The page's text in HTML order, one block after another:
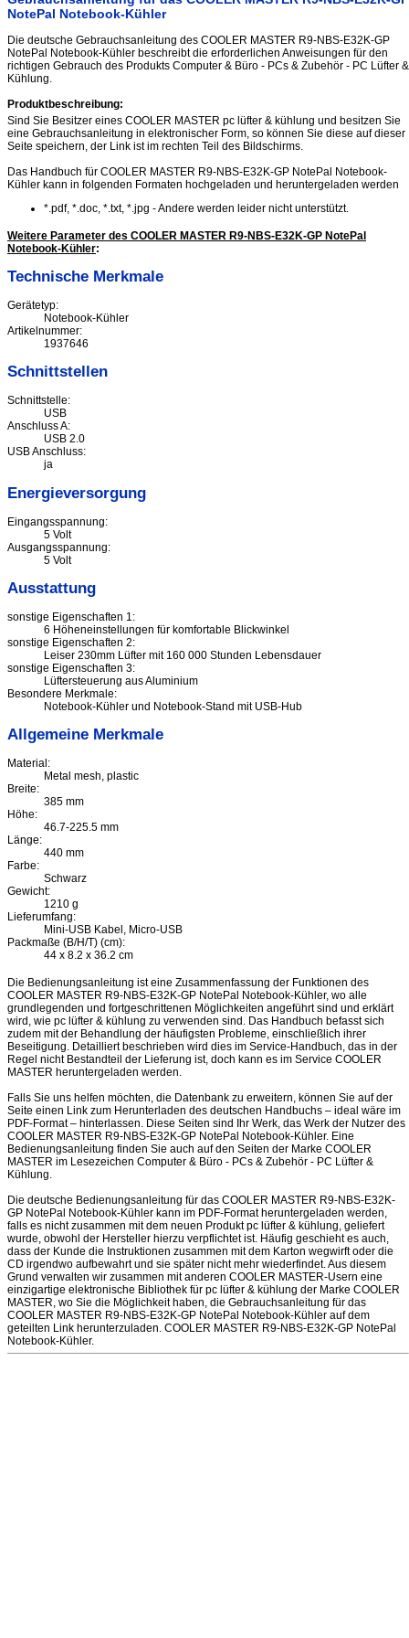
NotePal Notebook-Kühler
Die deutsche Gebrauchsanleitung des COOLER MASTER R9-NBS-E32K-GP
NotePal Notebook-Kühler beschreibt die erforderlichen Anweisungen für den
richtigen Gebrauch des Produkts Computer & Büro - PCs & Zubehör - PC Lüfter &
Kühlung.
Produktbeschreibung:
Sind Sie Besitzer eines COOLER MASTER pc lüfter & kühlung und besitzen Sie
eine Gebrauchsanleitung in elektronischer Form, so können Sie diese auf dieser
Seite speichern, der Link ist im rechten Teil des Bildschirms.
Das Handbuch für COOLER MASTER R9-NBS-E32K-GP NotePal Notebook-
Kühler kann in folgenden Formaten hochgeladen und heruntergeladen werden
*.pdf, *.doc, *.txt, *.jpg - Andere werden leider nicht unterstützt.
Weitere Parameter des COOLER MASTER R9-NBS-E32K-GP NotePal
Notebook-Kühler:
Technische Merkmale
Gerätetyp:
Notebook-Kühler
Artikelnummer:
1937646
Schnittstellen
Schnittstelle:
USB
Anschluss A:
USB 2.0
USB Anschluss:
ja
Energieversorgung
Eingangsspannung:
5 Volt
Ausgangsspannung:
5 Volt
Ausstattung
sonstige Eigenschaften 1:
6 Höheneinstellungen für komfortable Blickwinkel
sonstige Eigenschaften 2:
Leiser 230mm Lüfter mit 160 000 Stunden Lebensdauer
sonstige Eigenschaften 3:
Lüftersteuerung aus Aluminium
Besondere Merkmale:
Notebook-Kühler und Notebook-Stand mit USB-Hub
Allgemeine Merkmale
Material:
Metal mesh, plastic
Breite:
385 mm
Höhe:
46.7-225.5 mm
Länge:
440 mm
Farbe:
Schwarz
Gewicht:
1210 g
Lieferumfang:
Mini-USB Kabel, Micro-USB
Packmaße (B/H/T) (cm):
44 x 8.2 x 36.2 cm
Die Bedienungsanleitung ist eine Zusammenfassung der Funktionen des
COOLER MASTER R9-NBS-E32K-GP NotePal Notebook-Kühler, wo alle
grundlegenden und fortgeschrittenen Möglichkeiten angeführt sind und erklärt
wird, wie pc lüfter & kühlung zu verwenden sind. Das Handbuch befasst sich
zudem mit der Behandlung der häufigsten Probleme, einschließlich ihrer
Beseitigung. Detailliert beschrieben wird dies im Service-Handbuch, das in der
Regel nicht Bestandteil der Lieferung ist, doch kann es im Service COOLER
MASTER heruntergeladen werden.
Falls Sie uns helfen möchten, die Datenbank zu erweitern, können Sie auf der
Seite einen Link zum Herunterladen des deutschen Handbuchs – ideal wäre im
PDF-Format – hinterlassen. Diese Seiten sind Ihr Werk, das Werk der Nutzer des
COOLER MASTER R9-NBS-E32K-GP NotePal Notebook-Kühler. Eine
Bedienungsanleitung finden Sie auch auf den Seiten der Marke COOLER
MASTER im Lesezeichen Computer & Büro - PCs & Zubehör - PC Lüfter &
Kühlung.
Die deutsche Bedienungsanleitung für das COOLER MASTER R9-NBS-E32K-
GP NotePal Notebook-Kühler kann im PDF-Format heruntergeladen werden,
falls es nicht zusammen mit dem neuen Produkt pc lüfter & kühlung, geliefert
wurde, obwohl der Hersteller hierzu verpflichtet ist. Häufig geschieht es auch,
dass der Kunde die Instruktionen zusammen mit dem Karton wegwirft oder die
CD irgendwo aufbewahrt und sie später nicht mehr wiederfindet. Aus diesem
Grund verwalten wir zusammen mit anderen COOLER MASTER-Usern eine
einzigartige elektronische Bibliothek für pc lüfter & kühlung der Marke COOLER
MASTER, wo Sie die Möglichkeit haben, die Gebrauchsanleitung für das
COOLER MASTER R9-NBS-E32K-GP NotePal Notebook-Kühler auf dem
geteilten Link herunterzuladen. COOLER MASTER R9-NBS-E32K-GP NotePal
Notebook-Kühler.